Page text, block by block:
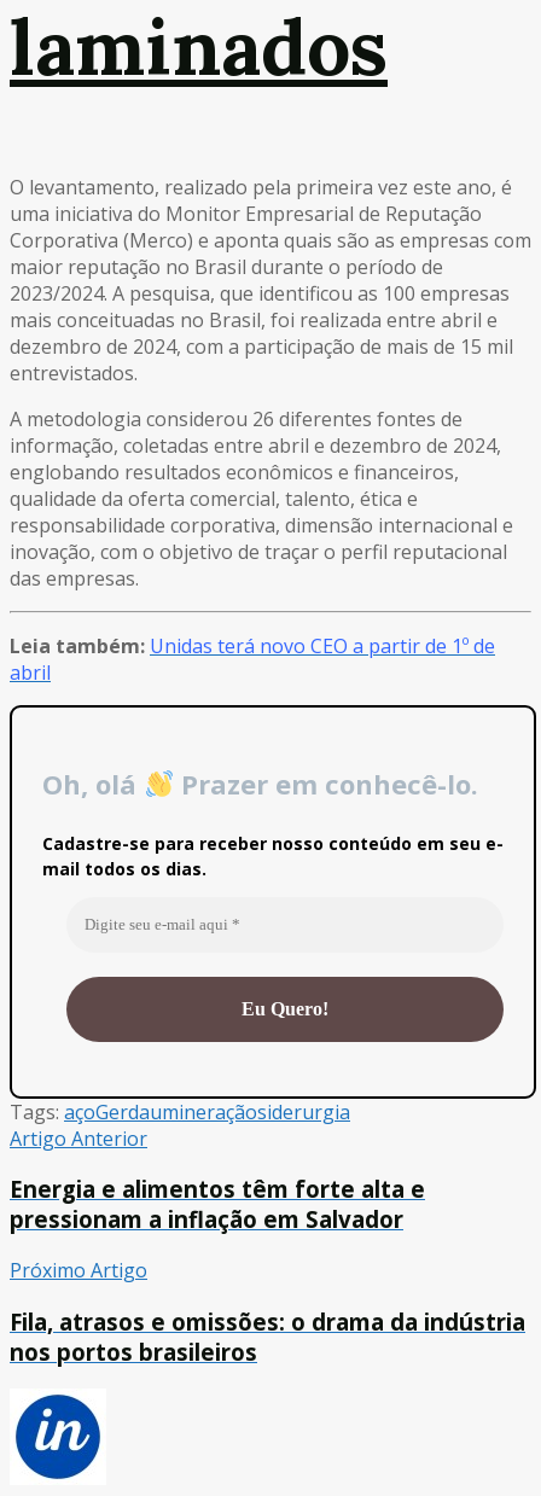
laminados
O levantamento, realizado pela primeira vez este ano, é
uma iniciativa do Monitor Empresarial de Reputação
Corporativa (Merco) e aponta quais são as empresas com
maior reputação no Brasil durante o período de
2023/2024. A pesquisa, que identificou as 100 empresas
mais conceituadas no Brasil, foi realizada entre abril e
dezembro de 2024, com a participação de mais de 15 mil
entrevistados.
A metodologia considerou 26 diferentes fontes de
informação, coletadas entre abril e dezembro de 2024,
englobando resultados econômicos e financeiros,
qualidade da oferta comercial, talento, ética e
responsabilidade corporativa, dimensão internacional e
inovação, com o objetivo de traçar o perfil reputacional
das empresas.
Leia também: Unidas terá novo CEO a partir de 1º de
abril
Oh, olá Prazer em conhecê-lo.
Cadastre-se para receber nosso conteúdo em seu e-
mail todos os dias.
Tags: açoGerdaumineraçãosiderurgia
Artigo Anterior
Energia e alimentos têm forte alta e
pressionam a inflação em Salvador
Próximo Artigo
Fila, atrasos e omissões: o drama da indústria
nos portos brasileiros